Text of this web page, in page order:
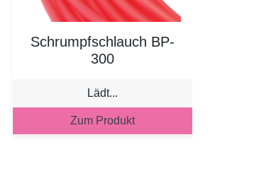
Schrumpfschlauch BP-
300
Lädt...
Zum Produkt